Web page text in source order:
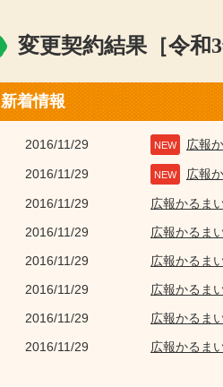
変更契約結果［令和3
新着情報
2016/11/29 NEW 広報
2016/11/29 NEW 広報
2016/11/29
広報かるま
2016/11/29
広報かるま
2016/11/29
広報かるま
2016/11/29
広報かるま
2016/11/29
広報かるま
2016/11/29
広報かるま